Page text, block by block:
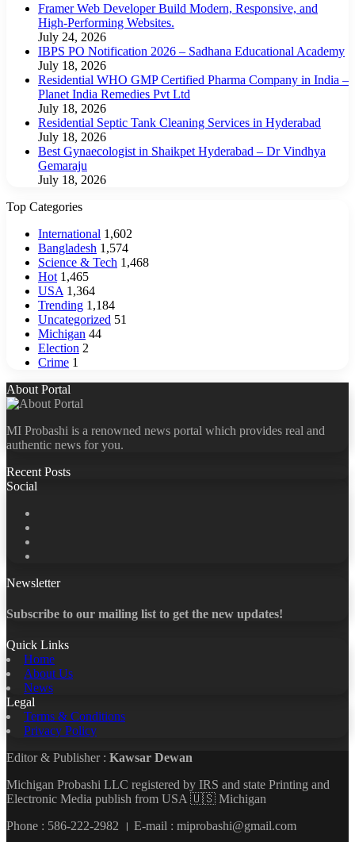
Framer Web Developer Build Modern, Responsive, and
High-Performing Websites.
July 24, 2026
IBPS PO Notification 2026 – Sadhana Educational Academy
July 18, 2026
Residential WHO GMP Certified Pharma Company in India –
Planet India Remedies Pvt Ltd
July 18, 2026
Residential Septic Tank Cleaning Services in Hyderabad
July 18, 2026
Best Gynaecologist in Shaikpet Hyderabad – Dr Vindhya
Gemaraju
July 18, 2026
Top Categories
International 1,602
Bangladesh 1,574
Science & Tech 1,468
Hot 1,465
USA 1,364
Trending 1,184
Uncategorized 51
Michigan 44
Election 2
Crime 1
About Portal
MI Probashi is a renowned news portal which provides real and
authentic news for you.
Recent Posts
Social
Newsletter
Subscribe to our mailing list to get the new updates!
Quick Links
Home
About Us
News
Legal
Terms & Conditions
Privacy Policy
Editor & Publisher : Kawsar Dewan
Michigan Probashi LLC registered by IRS and state Printing and
Electronic Media publish from USA 🇺🇸 Michigan
Phone : 586-222-2982 । E-mail : miprobashi@gmail.com